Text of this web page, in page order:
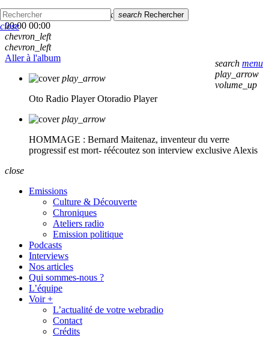
skip_previous
skip_next
00:00 00:00
chevron_left
chevron_left
Aller à l'album
play_arrow
Oto Radio Player Otoradio Player
play_arrow
HOMMAGE : Bernard Maitenaz, inventeur du verre
progressif est mort- réécoutez son interview exclusive Alexis
search menu
play_arrow
volume_up
search Rechercher
close
close
Emissions
Culture & Découverte
Chroniques
Ateliers radio
Emission politique
Podcasts
Interviews
Nos articles
Qui sommes-nous ?
L’équipe
Voir +
L’actualité de votre webradio
Contact
Crédits